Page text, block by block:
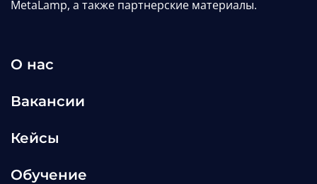
MetaLamp, а также партнерские материалы.
О нас
Вакансии
Кейсы
Обучение